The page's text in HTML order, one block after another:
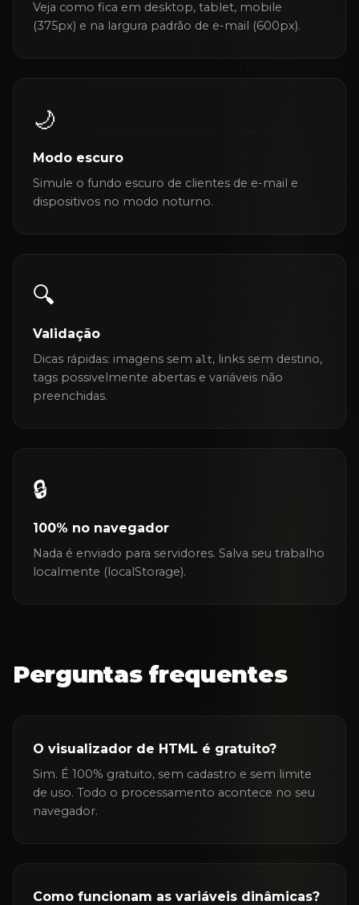
Veja como fica em desktop, tablet, mobile
(375px) e na largura padrão de e-mail (600px).
🌙
Modo escuro
Simule o fundo escuro de clientes de e-mail e
dispositivos no modo noturno.
🔍
Validação
Dicas rápidas: imagens sem alt, links sem destino,
tags possivelmente abertas e variáveis não
preenchidas.
🔒
100% no navegador
Nada é enviado para servidores. Salva seu trabalho
localmente (localStorage).
Perguntas frequentes
O visualizador de HTML é gratuito?
Sim. É 100% gratuito, sem cadastro e sem limite
de uso. Todo o processamento acontece no seu
navegador.
Como funcionam as variáveis dinâmicas?